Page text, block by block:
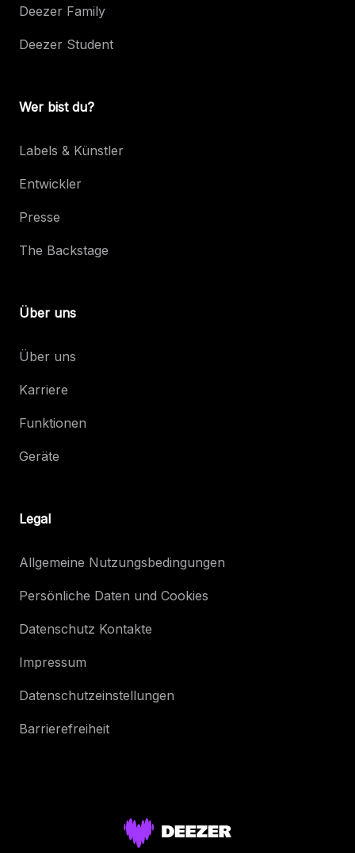
Deezer Family
Deezer Student
Wer bist du?
Labels & Künstler
Entwickler
Presse
The Backstage
Über uns
Über uns
Karriere
Funktionen
Geräte
Legal
Allgemeine Nutzungsbedingungen
Persönliche Daten und Cookies
Datenschutz Kontakte
Impressum
Datenschutzeinstellungen
Barrierefreiheit